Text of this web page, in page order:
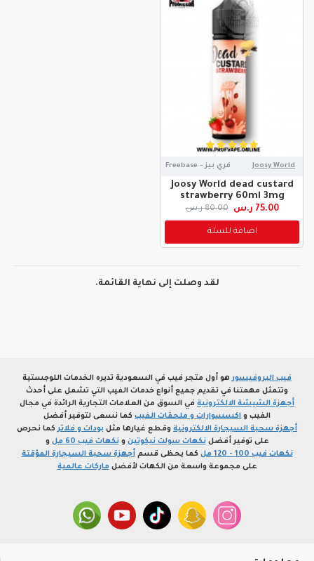
Joosy World فري بيز - Freebase
Joosy World dead custard
strawberry 60ml 3mg
75.00 ر.س 80.00 ر.س
اضافة للسلة
لقد وصلت إلى نهاية القائمة.
فيب البروفيسورهو أول متجر فيب في السعودية تديره الخدمات اللوجستية
وتتمثل مهمتنا في تقديم جميع أنواع خدمات الفيب التي تشمل على أحدث
أجهزة الشيشة الالكترونية في السوق من العلامات التجارية الرائدة في مجال
الفيب و اكسسوارات و ملحقات الفيب كما نسعى لتوفير أفضل
أجهزة سحبة السيجارة الالكترونية وقطع غيارها مثل بودات و فلاتركما نحرص
على توفير أفضلنكهات سولت نيكوتين ونكهات فيب 60 مل
و
نكهات فيب 100 - 120 مل
كما يحظى قسمأجهزة سحبة السيجارة المؤقتة
على مجموعة واسعة من الكهات لأفضل ماركات عالمية